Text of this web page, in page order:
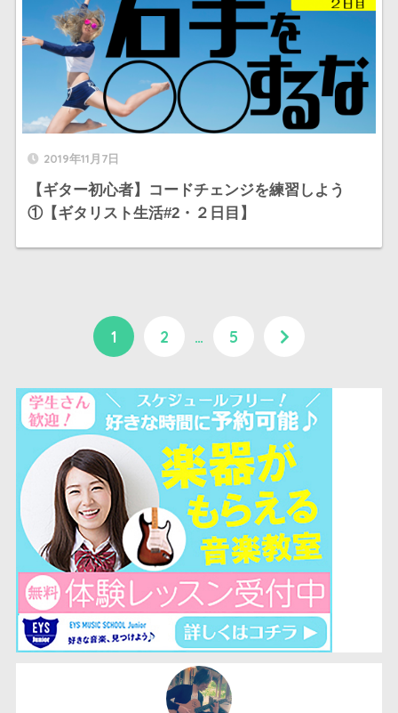
2019年11月7日
【ギター初心者】コードチェンジを練習しよう
①【ギタリスト生活#2・２日目】
1 2 … 5